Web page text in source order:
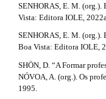
SENHORAS, E. M. (org.).
Vista: Editora IOLE, 2022a.
SENHORAS, E. M. (org.).
Boa Vista: Editora IOLE,
SHÖN, D. “A Formar
NÓVOA, A. (org.). Os
1995.